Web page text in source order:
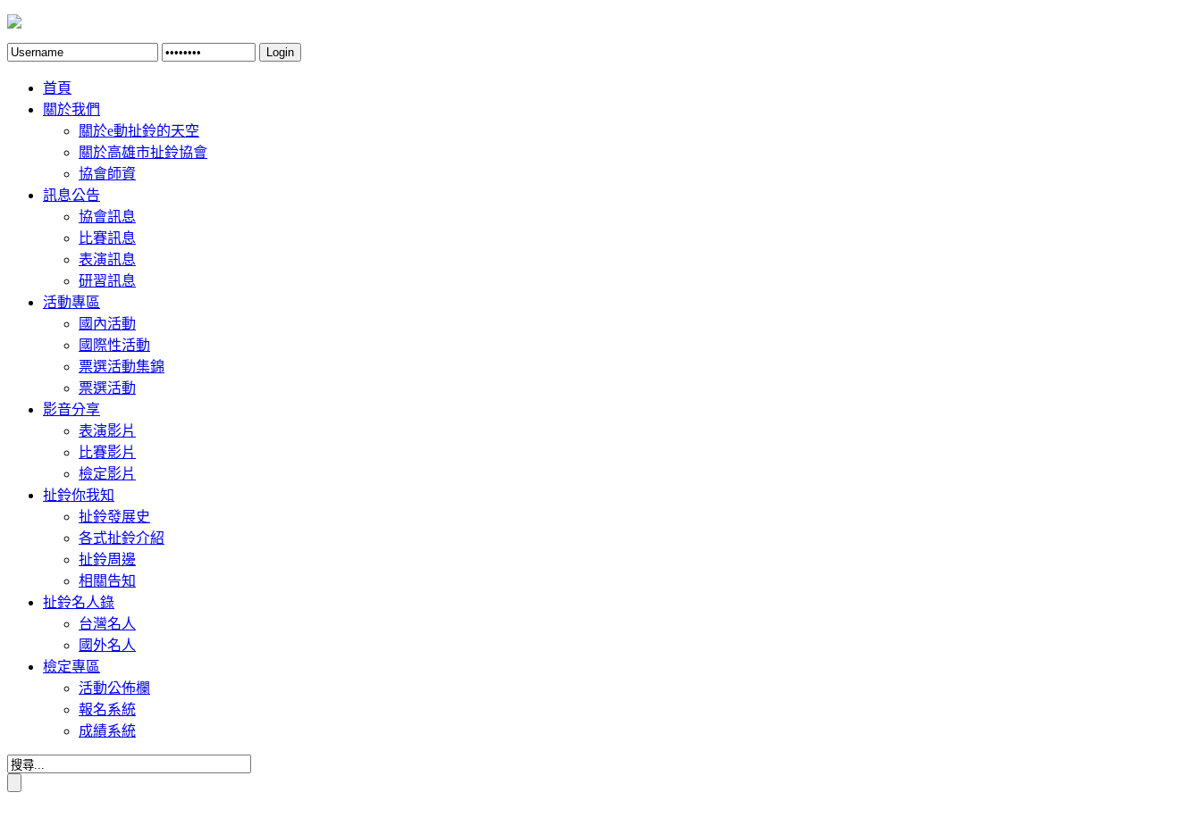
Login
首頁
關於我們
關於e動扯鈴的天空
關於高雄市扯鈴協會
協會師資
訊息公告
協會訊息
比賽訊息
表演訊息
研習訊息
活動專區
國內活動
國際性活動
票選活動集錦
票選活動
影音分享
表演影片
比賽影片
檢定影片
扯鈴你我知
扯鈴發展史
各式扯鈴介紹
扯鈴周邊
相關告知
扯鈴名人錄
台灣名人
國外名人
檢定專區
活動公佈欄
報名系統
成績系統